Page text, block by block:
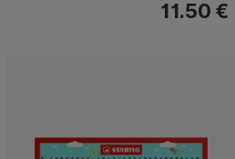
11.50 €